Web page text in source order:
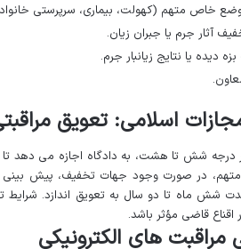
خاص متهم (کهولت، بیماری، سرپرستی
آثار جرم یا جبران زیان.
دیده یا نتایج زیانبار جرم.
درجه شش تا هشت، به دادگاه اجازه می دهد
متهم، در صورت وجود جهات تخفیف، پیش بینی
شش ماه تا دو سال به تعویق اندازد. شرایط
اقناع قاضی مؤثر باشد.